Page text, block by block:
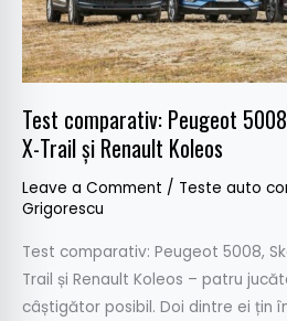
Test comparativ: Peugeot
X-Trail și Renault Koleos
Leave a Comment / Teste auto
Grigorescu
Test comparativ: Peugeot 5008,
Trail și Renault Koleos – patru
câștigător posibil. Doi dintre ei țin
Trail
și
Renault